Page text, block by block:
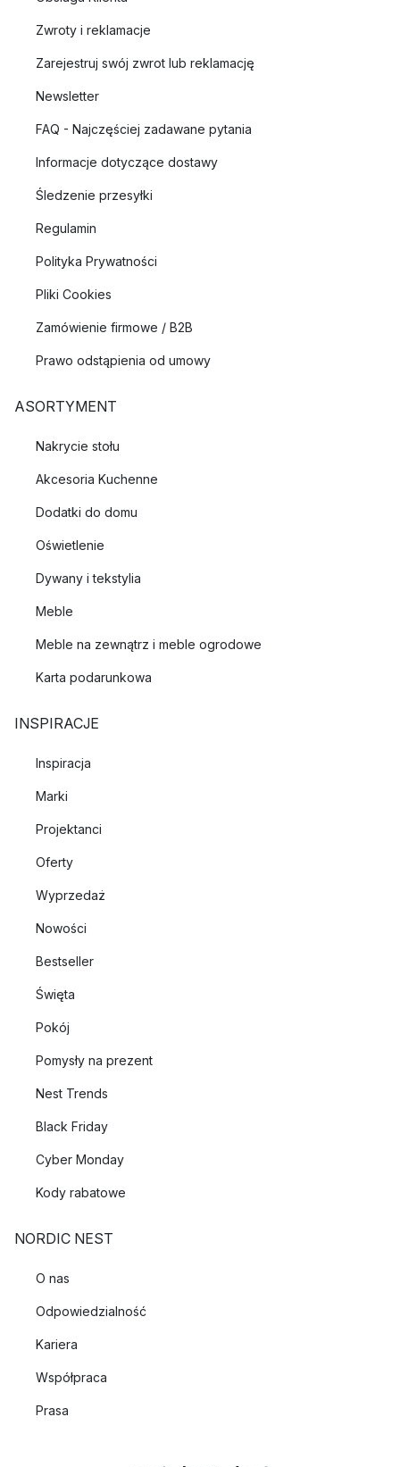
Zwroty i reklamacje
Zarejestruj swój zwrot lub reklamację
Newsletter
FAQ - Najczęściej zadawane pytania
Informacje dotyczące dostawy
Śledzenie przesyłki
Regulamin
Polityka Prywatności
Pliki Cookies
Zamówienie firmowe / B2B
Prawo odstąpienia od umowy
ASORTYMENT
Nakrycie stołu
Akcesoria Kuchenne
Dodatki do domu
Oświetlenie
Dywany i tekstylia
Meble
Meble na zewnątrz i meble ogrodowe
Karta podarunkowa
INSPIRACJE
Inspiracja
Marki
Projektanci
Oferty
Wyprzedaż
Nowości
Bestseller
Święta
Pokój
Pomysły na prezent
Nest Trends
Black Friday
Cyber Monday
Kody rabatowe
NORDIC NEST
O nas
Odpowiedzialność
Kariera
Współpraca
Prasa